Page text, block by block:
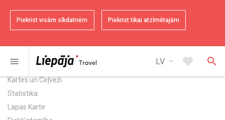
Piekrist visām sīkdatnēm Piekrist tikai atzīmētajām
menu LV arrow_drop_down favorite search
Kurzemes tūrisms
Noderīgi
Kartes un Ceļveži
Statistika
Lapas Karte